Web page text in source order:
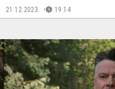
21.12.2023. 19:14